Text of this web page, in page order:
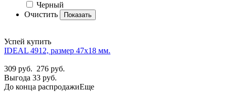
Черный
Очистить
Успей купить
IDEAL 4912, размер 47х18 мм.
309 руб. 276 руб.
Выгода 33 руб.
До конца распродажиЕще